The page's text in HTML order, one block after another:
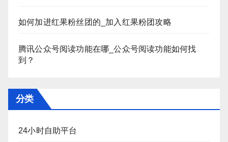
如何加进红果粉丝团的_加入红果粉团攻略
腾讯公众号阅读功能在哪_公众号阅读功能如何找
到？
分类
24小时自助平台